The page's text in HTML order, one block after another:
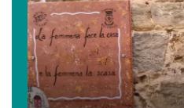
I
proverbi
cilentani
raccontati
da
Guido